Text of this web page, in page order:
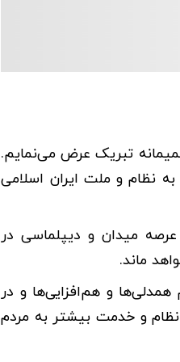
تبریک عرض می‌نمایم.
نظام و ملت ایران اسلامی
میدان و دیپلماسی در
ماند.
و هم‌افزایی‌ها و در
و خدمت بیشتر به مردم